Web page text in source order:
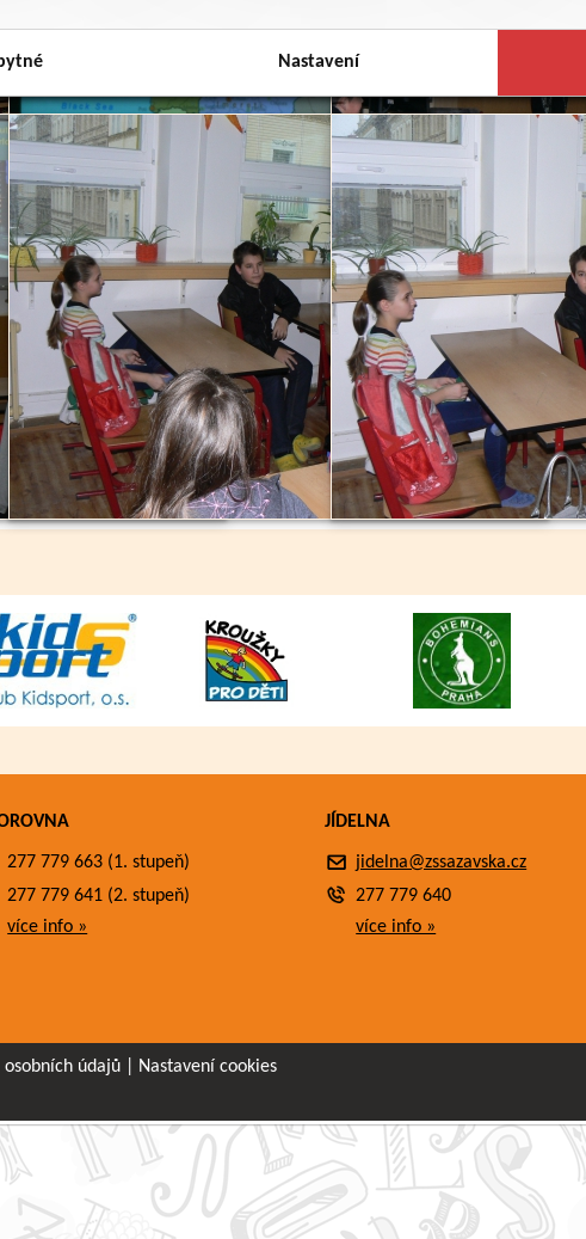
Nastavení
277 779 663 (1. stupeň)
277 779 641 (2. stupeň)
více info »
JÍDELNA
jidelna@zssazavska.cz
277 779 640
více info »
osobních údajů
Nastavení cookies